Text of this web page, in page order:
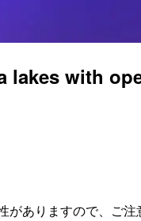
with
ありますので、ご注